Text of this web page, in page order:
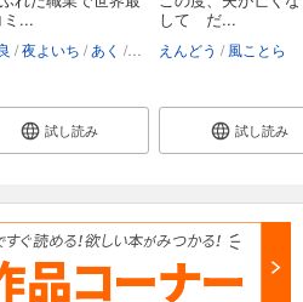
...
夜よいち あく 芦田ゆり えんどう か
試し読み
して だ...
えんどう 風ことら
試し読み